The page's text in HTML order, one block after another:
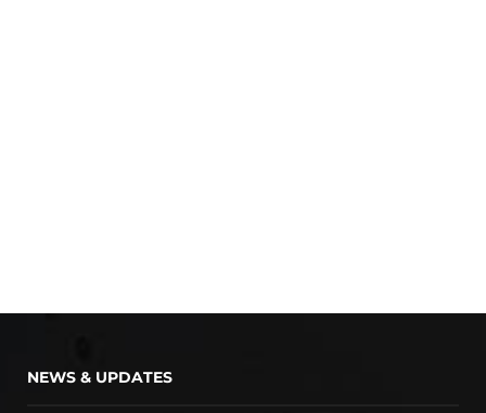
NEWS & UPDATES